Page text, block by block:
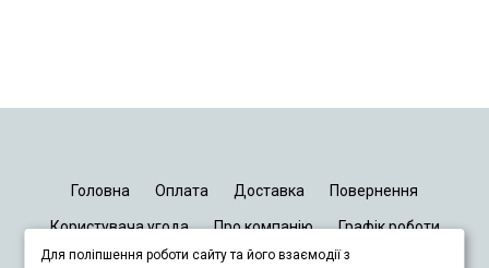
Головна Оплата Доставка Повернення
Користувача угода Про компанію Графік роботи
Київ Дніпро Запоріжжя Львів
Для поліпшення роботи сайту та його взаємодії з